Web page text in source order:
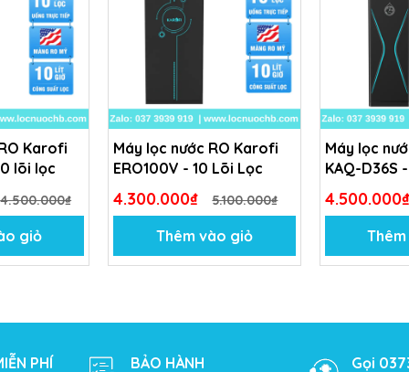
xa qua điện thoại.
Karofi
lõi lọc
4.500.000₫
giỏ
Máy lọc nước RO Karofi
ERO100V - 10 Lõi Lọc
4.300.000₫ 5.100.000₫
Thêm vào giỏ
Máy lọc
KAQ-D36S
PHÍ BẢO HÀNH Gọi